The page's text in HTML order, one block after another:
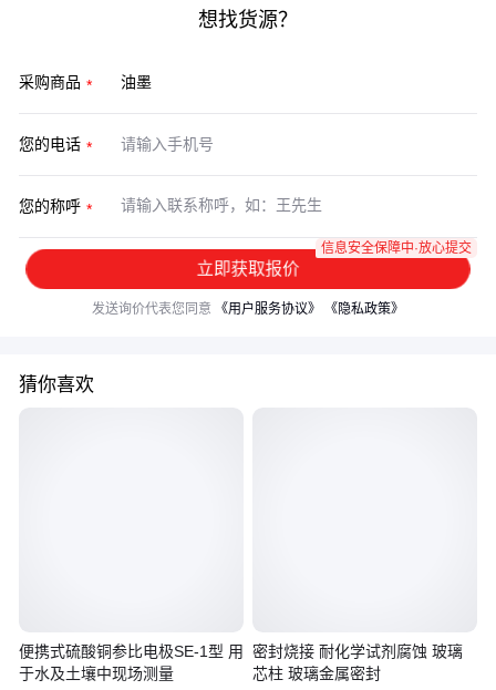
想找货源？
采购商品
您的电话
您的称呼
立即获取报价
信息安全保障中·放心提交
发送询价代表您同意 《用户服务协议》 《隐私政策》
猜你喜欢
便携式硫酸铜参比电极SE-1型 用
于水及土壤中现场测量
密封烧接 耐化学试剂腐蚀 玻璃
芯柱 玻璃金属密封